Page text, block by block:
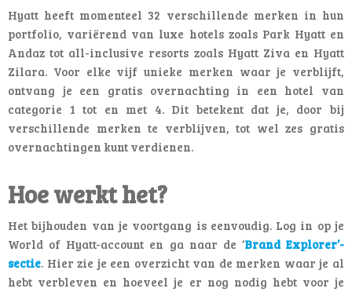
Hyatt heeft momenteel 32 verschillende merken in hun
portfolio, variërend van luxe hotels zoals Park Hyatt en
Andaz tot all-inclusive resorts zoals Hyatt Ziva en Hyatt
Zilara. Voor elke vijf unieke merken waar je verblijft,
ontvang je een gratis overnachting in een hotel van
categorie 1 tot en met 4. Dit betekent dat je, door bij
verschillende merken te verblijven, tot wel zes gratis
overnachtingen kunt verdienen.
Hoe werkt het?
Het bijhouden van je voortgang is eenvoudig. Log in op je
World of Hyatt-account en ga naar de ‘Brand Explorer’-
sectie. Hier zie je een overzicht van de merken waar je al
hebt verbleven en hoeveel je er nog nodig hebt voor je